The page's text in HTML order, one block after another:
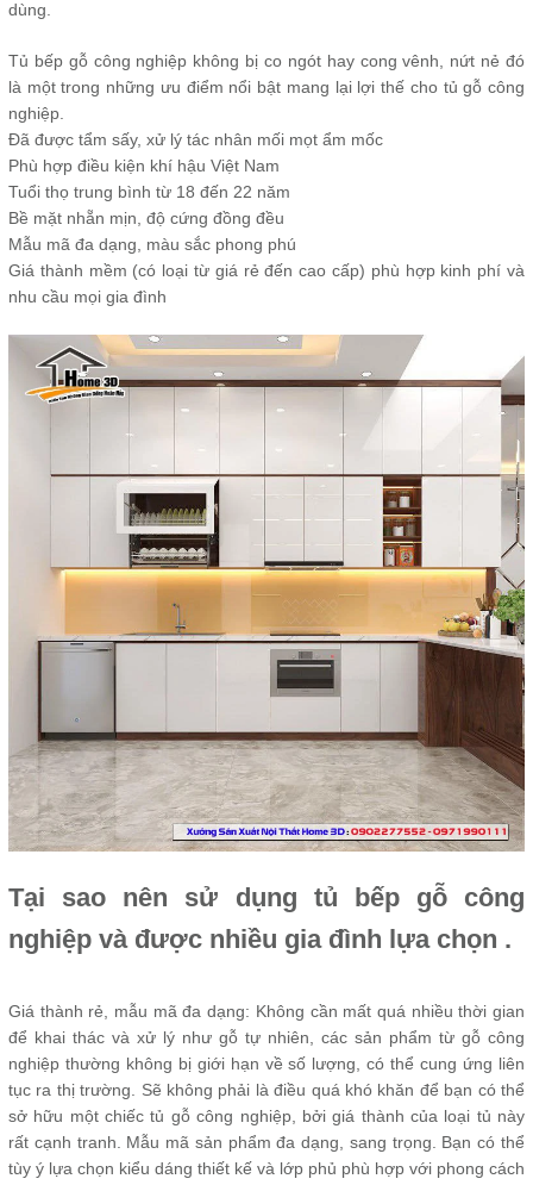
dùng.
Tủ bếp gỗ công nghiệp không bị co ngót hay cong vênh, nứt nẻ đó
là một trong những ưu điểm nổi bật mang lại lợi thế cho tủ gỗ công
nghiệp.
Đã được tẩm sấy, xử lý tác nhân mối mọt ẩm mốc
Phù hợp điều kiện khí hậu Việt Nam
Tuổi thọ trung bình từ 18 đến 22 năm
Bề mặt nhẵn mịn, độ cứng đồng đều
Mẫu mã đa dạng, màu sắc phong phú
Giá thành mềm (có loại từ giá rẻ đến cao cấp) phù hợp kinh phí và
nhu cầu mọi gia đình
Tại sao nên sử dụng tủ bếp gỗ công
nghiệp và được nhiều gia đình lựa chọn .
Giá thành rẻ, mẫu mã đa dạng: Không cần mất quá nhiều thời gian
để khai thác và xử lý như gỗ tự nhiên, các sản phẩm từ gỗ công
nghiệp thường không bị giới hạn về số lượng, có thể cung ứng liên
tục ra thị trường. Sẽ không phải là điều quá khó khăn để bạn có thể
sở hữu một chiếc tủ gỗ công nghiệp, bởi giá thành của loại tủ này
rất cạnh tranh. Mẫu mã sản phẩm đa dạng, sang trọng. Bạn có thể
tùy ý lựa chọn kiểu dáng thiết kế và lớp phủ phù hợp với phong cách